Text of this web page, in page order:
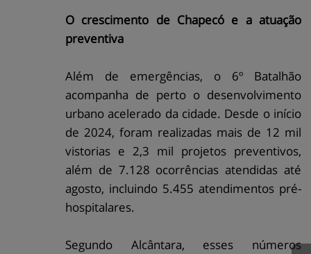
O crescimento de Chapecó e a atuação
preventiva
Além de emergências, o 6º Batalhão
acompanha de perto o desenvolvimento
urbano acelerado da cidade. Desde o início
de 2024, foram realizadas mais de 12 mil
vistorias e 2,3 mil projetos preventivos,
além de 7.128 ocorrências atendidas até
agosto, incluindo 5.455 atendimentos pré-
hospitalares.
Segundo Alcântara, esses números